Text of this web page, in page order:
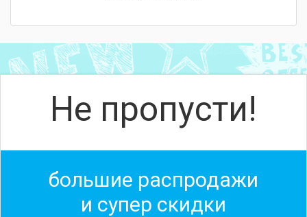
Не пропусти!
большие распродажи
и супер скидки